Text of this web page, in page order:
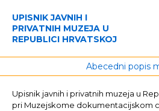
UPISNIK JAVNIH I
PRIVATNIH MUZEJA U
REPUBLICI HRVATSKOJ
Abecedni popis
Upisnik javnih i privatnih muzeja u
pri Muzejskome dokumentacijskom